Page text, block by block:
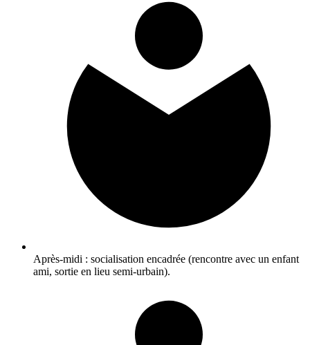
Après-midi : socialisation encadrée (rencontre avec un enfant
ami, sortie en lieu semi-urbain).